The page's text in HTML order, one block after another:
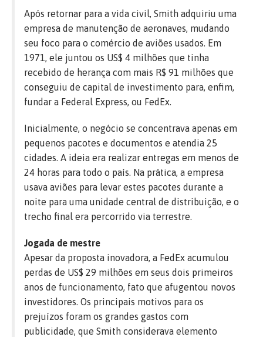
Após retornar para a vida civil, Smith adquiriu uma
empresa de manutenção de aeronaves, mudando
seu foco para o comércio de aviões usados. Em
1971, ele juntou os US$ 4 milhões que tinha
recebido de herança com mais R$ 91 milhões que
conseguiu de capital de investimento para, enfim,
fundar a Federal Express, ou FedEx.
Inicialmente, o negócio se concentrava apenas em
pequenos pacotes e documentos e atendia 25
cidades. A ideia era realizar entregas em menos de
24 horas para todo o país. Na prática, a empresa
usava aviões para levar estes pacotes durante a
noite para uma unidade central de distribuição, e o
trecho final era percorrido via terrestre.
Jogada de mestre
Apesar da proposta inovadora, a FedEx acumulou
perdas de US$ 29 milhões em seus dois primeiros
anos de funcionamento, fato que afugentou novos
investidores. Os principais motivos para os
prejuízos foram os grandes gastos com
publicidade, que Smith considerava elemento